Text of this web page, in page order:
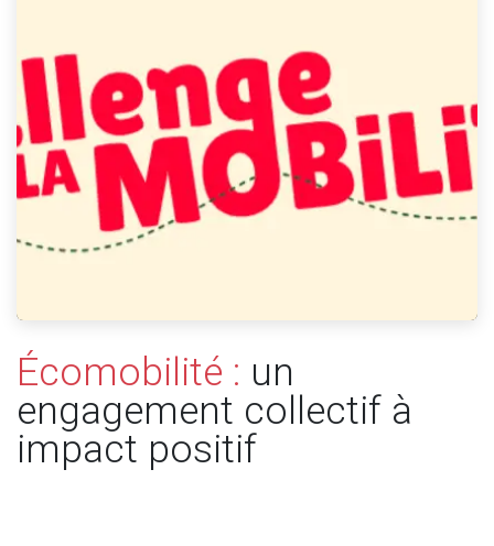
Écomobilité : un
engagement collectif à
impact positif